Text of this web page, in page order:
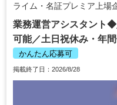
ライム・名証プレミア上場
業務運営アシスタント
可能／土日祝休み・年
かんたん応募可
掲載終了日：2026/8/28